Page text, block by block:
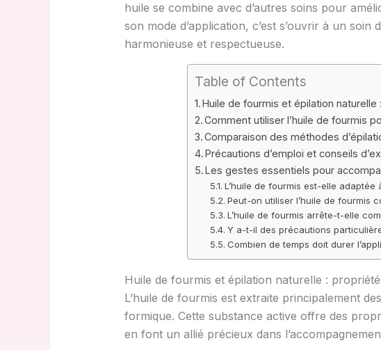
huile se combine avec d’autres soins pour
son mode d’application, c’est s’ouvrir à un
harmonieuse et respectueuse.
Table of Contents
Huile de fourmis et épilation
Comment utiliser l’huile de fourmis
Comparaison des méthodes
Précautions d’emploi et conseils
Les gestes essentiels pour
L’huile de fourmis est-elle adaptée
Peut-on utiliser l’huile de fourmis
L’huile de fourmis arrête-t-elle
Y a-t-il des précautions
Combien de temps doit durer
Huile de fourmis et épilation naturelle :
L’huile de fourmis est extraite principalement
formique. Cette substance active offre des
en font un allié précieux dans